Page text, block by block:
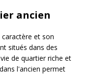
ancien
et son
situés dans des
de quartier riche et
l'ancien permet